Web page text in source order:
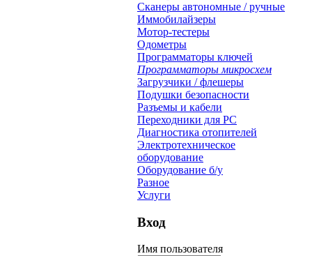
Сканеры автономные / ручные
Иммобилайзеры
Мотор-тестеры
Одометры
Программаторы ключей
Программаторы микросхем
Загрузчики / флешеры
Подушки безопасности
Разъемы и кабели
Переходники для PC
Диагностика отопителей
Электротехническое
оборудование
Оборудование б/у
Разное
Услуги
Вход
Имя пользователя